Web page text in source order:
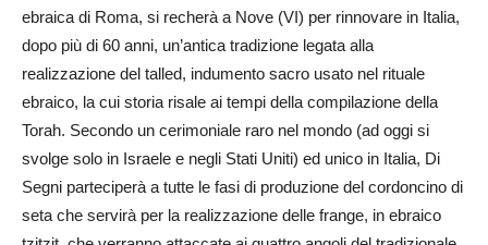
ebraica di Roma, si recherà a Nove (VI) per rinnovare in Italia,
dopo più di 60 anni, un’antica tradizione legata alla
realizzazione del talled, indumento sacro usato nel rituale
ebraico, la cui storia risale ai tempi della compilazione della
Torah. Se­con­do un cerimoniale raro nel mondo (ad oggi si
svolge solo in Israele e negli Stati Uniti) ed unico in Italia, Di
Segni parteciperà a tutte le fasi di produzione del cordoncino di
seta che servirà per la realizzazione delle frange, in ebraico